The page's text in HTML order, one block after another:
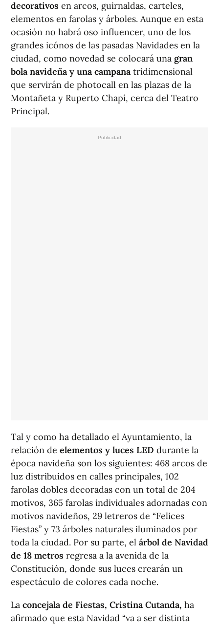
decorativos en arcos, guirnaldas, carteles,
elementos en farolas y árboles. Aunque en esta
ocasión no habrá oso influencer, uno de los
grandes icónos de las pasadas Navidades en la
ciudad, como novedad se colocará una gran
bola navideña y una campana tridimensional
que servirán de photocall en las plazas de la
Montañeta y Ruperto Chapí, cerca del Teatro
Principal.
Tal y como ha detallado el Ayuntamiento, la
relación de elementos y luces LED durante la
época navideña son los siguientes: 468 arcos de
luz distribuidos en calles principales, 102
farolas dobles decoradas con un total de 204
motivos, 365 farolas individuales adornadas con
motivos navideños, 29 letreros de “Felices
Fiestas” y 73 árboles naturales iluminados por
toda la ciudad. Por su parte, el árbol de Navidad
de 18 metros regresa a la avenida de la
Constitución, donde sus luces crearán un
espectáculo de colores cada noche.
La concejala de Fiestas, Cristina Cutanda, ha
afirmado que esta Navidad “va a ser distinta